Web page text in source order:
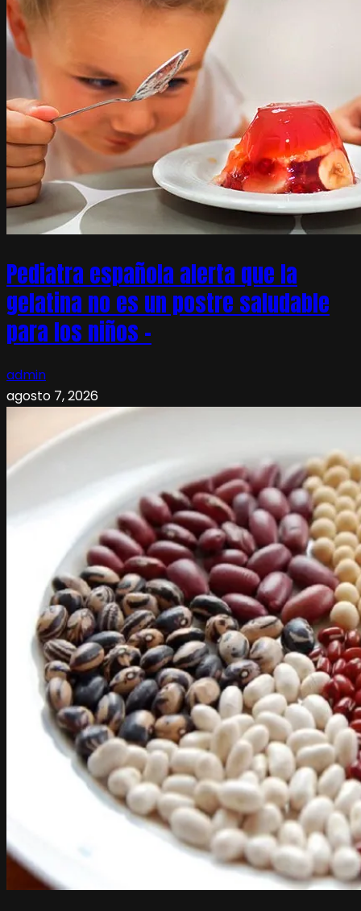
Pediatra española alerta que la
gelatina no es un postre saludable
para los niños –
admin
agosto 7, 2026